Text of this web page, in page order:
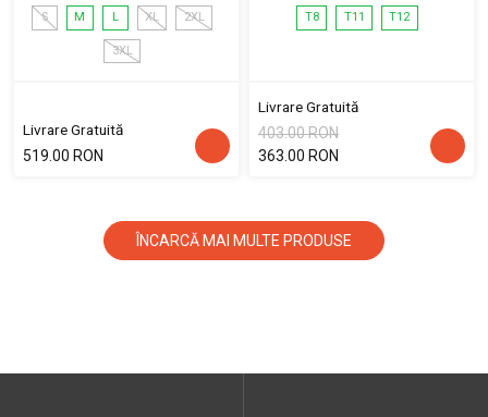
S M L XL 2XL
3XL
Livrare Gratuită
519.00 RON
T8 T11 T12
Livrare Gratuită
403.00 RON
363.00 RON
ÎNCARCĂ MAI MULTE PRODUSE